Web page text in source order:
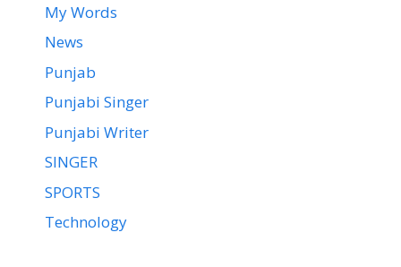
My Words
News
Punjab
Punjabi Singer
Punjabi Writer
SINGER
SPORTS
Technology